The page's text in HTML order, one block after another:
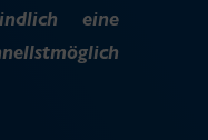
eine